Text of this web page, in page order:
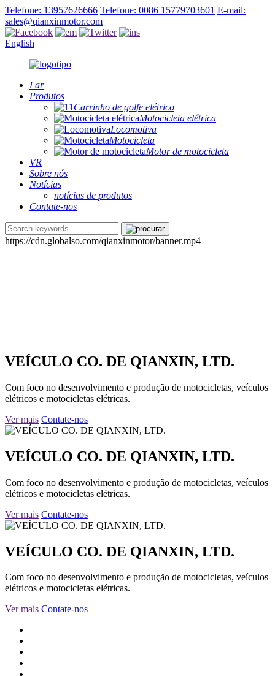
Telefone: 13957626666 Telefone: 0086 15779703601 E-mail:
sales@qianxinmotor.com
English
Lar
Produtos
Carrinho de golfe elétrico
Motocicleta elétrica
Locomotiva
Motocicleta
Motor de motocicleta
VR
Sobre nós
Notícias
notícias de produtos
Contate-nos
https://cdn.globalso.com/qianxinmotor/banner.mp4
VEÍCULO CO. DE QIANXIN, LTD.
Com foco no desenvolvimento e produção de motocicletas, veículos
elétricos e motocicletas elétricas.
Ver mais Contate-nos
VEÍCULO CO. DE QIANXIN, LTD.
Com foco no desenvolvimento e produção de motocicletas, veículos
elétricos e motocicletas elétricas.
Ver mais Contate-nos
VEÍCULO CO. DE QIANXIN, LTD.
Com foco no desenvolvimento e produção de motocicletas, veículos
elétricos e motocicletas elétricas.
Ver mais Contate-nos